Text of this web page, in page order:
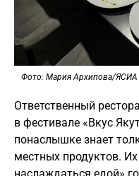
Фото: Мария Архипова/ЯСИА
Ответственный
в фестивале «Вкус
понаслышке знает
местных продуктов.